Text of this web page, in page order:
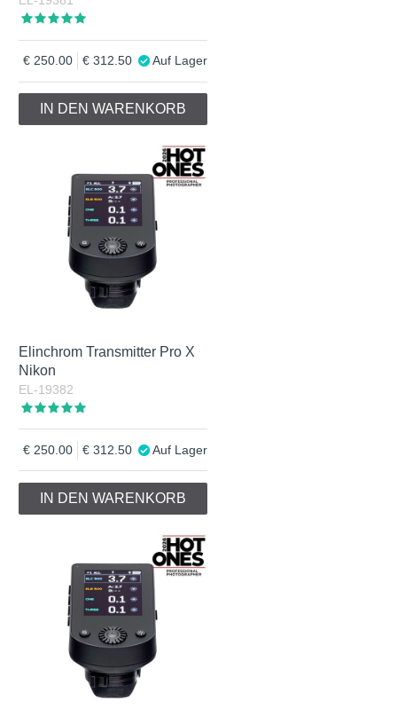
250.00 312.50 Auf Lager
IN DEN WARENKORB
Elinchrom Transmitter Pro X
Nikon
EL-19382
250.00 312.50 Auf Lager
IN DEN WARENKORB